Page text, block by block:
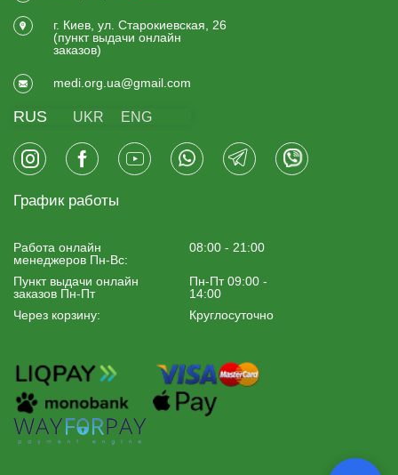
г. Киев, ул. Старокиевская, 26
(пункт выдачи онлайн
заказов)
medi.org.ua@gmail.com
RUS UKR ENG
График работы
Работа онлайн
менеджеров Пн-Вс:
08:00 - 21:00
Пункт выдачи онлайн
заказов Пн-Пт
Пн-Пт 09:00 -
14:00
Через корзину:
Круглосуточно